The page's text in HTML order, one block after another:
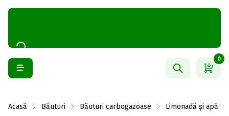
0
Acasă Băuturi Băuturi carbogazoase Limonadă și apă